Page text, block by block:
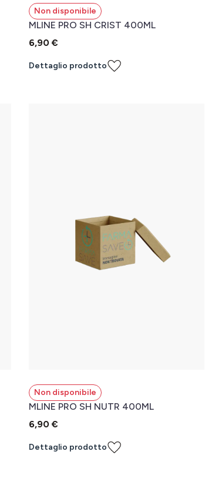
Non disponibile
MLINE PRO SH CRIST 400ML
6,90 €
Dettaglio prodotto
Non disponibile
MLINE PRO SH NUTR 400ML
6,90 €
Dettaglio prodotto